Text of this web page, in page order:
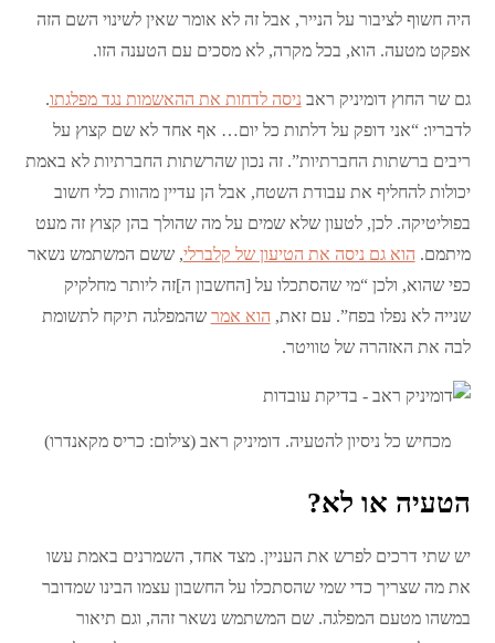
היה חשוף לציבור על הנייר, אבל זה לא אומר שאין לשינוי השם הזה
אפקט מטעה. הוא, בכל מקרה, לא מסכים עם הטענה הזו.
גם שר החוץ דומיניק ראב ניסה לדחות את ההאשמות נגד מפלגתו.
לדבריו: “אני דופק על דלתות כל יום… אף אחד לא שם קצוץ על
ריבים ברשתות החברתיות”. זה נכון שהרשתות החברתיות לא באמת
יכולות להחליף את עבודת השטח, אבל הן עדיין מהוות כלי חשוב
בפוליטיקה. לכן, לטעון שלא שמים על מה שהולך בהן קצוץ זה מעט
מיתמם. הוא גם ניסה את הטיעון של קלברלי, ששם המשתמש נשאר
כפי שהוא, ולכן “מי שהסתכלו על [החשבון ה]זה ליותר מחלקיק
שנייה לא נפלו בפח”. עם זאת, הוא אמר שהמפלגה תיקח לתשומת
לבה את האזהרה של טוויטר.
מכחיש כל ניסיון להטעיה. דומיניק ראב (צילום: כריס מקאנדרו)
הטעיה או לא?
יש שתי דרכים לפרש את העניין. מצד אחד, השמרנים באמת עשו
את מה שצריך כדי שמי שהסתכלו על החשבון עצמו הבינו שמדובר
במשהו מטעם המפלגה. שם המשתמש נשאר זהה, וגם תיאור